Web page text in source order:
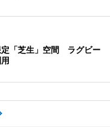
定「芝生」空間 ラグビー